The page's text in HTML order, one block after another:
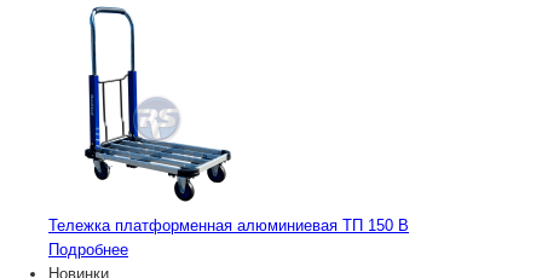
Тележка платформенная алюминиевая ТП 150 В
Подробнее
Новинки